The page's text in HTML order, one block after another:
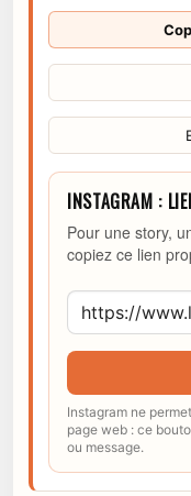
INSTAGRAM :
Pour une story,
copiez ce lien
Instagram ne
page web : ce
ou message.